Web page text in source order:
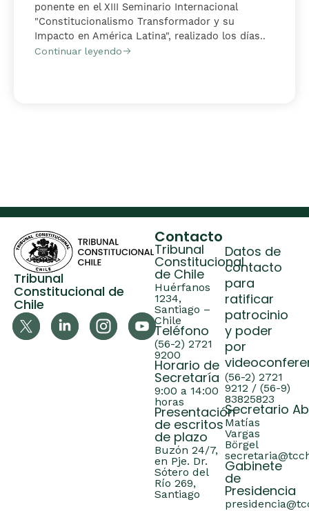
ponente en el XIII Seminario Internacional
"Constitucionalismo Transformador y su
Impacto en América Latina", realizado los días..
Continuar leyendo
Tribunal
Constitucional de
Chile
Contacto
Tribunal
Constitucional
de Chile
Huérfanos
1234,
Santiago –
Chile
Teléfono
(56-2) 2721
9200
Horario de
Secretaría
9:00 a 14:00
horas
Presentación
de escritos
de plazo
Buzón 24/7,
en Pje. Dr.
Sótero del
Río 269,
Santiago
Datos de
contacto
para
ratificar
patrocinio
y poder
por
(56-2) 2721
9212 / (56-9)
83825823
Secretario
Matías
Vargas
Börgel
Gabinete
de
Presidencia